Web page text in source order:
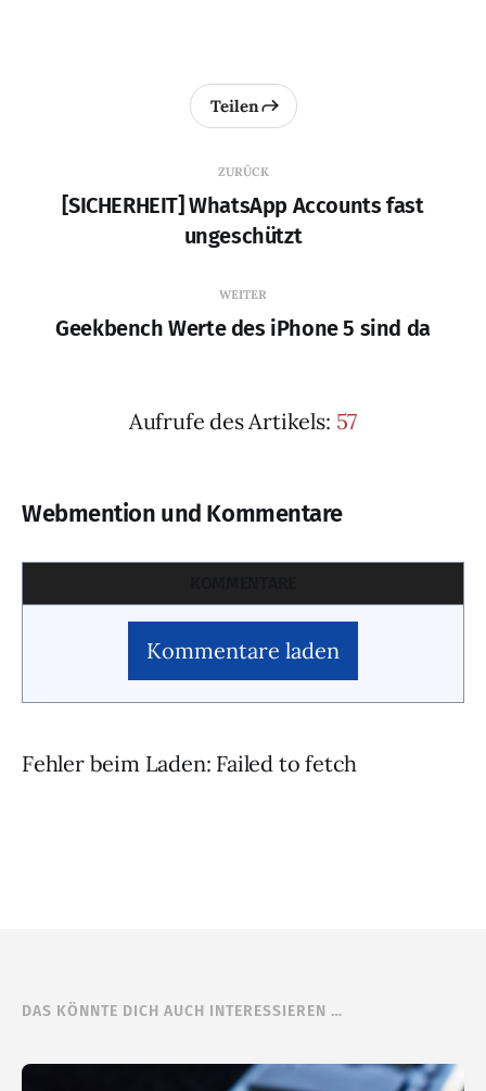
ZURÜCK
[SICHERHEIT] WhatsApp Accounts fast
ungeschützt
Teilen
WEITER
Geekbench Werte des iPhone 5 sind da
Aufrufe des Artikels: 57
Webmention und Kommentare
Kommentare laden
Fehler beim Laden: Failed to fetch
DAS KÖNNTE DICH AUCH INTERESSIEREN …